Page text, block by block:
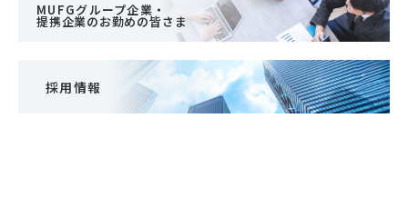
MUFGグループ企業・
提携企業のお勤めの皆さま
採用情報